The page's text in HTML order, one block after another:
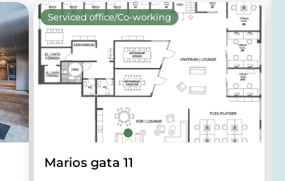
Serviced office/Co-working
Marios gata 11